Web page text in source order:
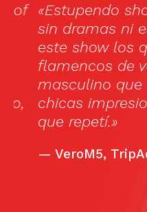
«Estupendo
sin dramas ni
este show los
flamencos de
masculino que he
chicas
que repetí.»
VeroM5,